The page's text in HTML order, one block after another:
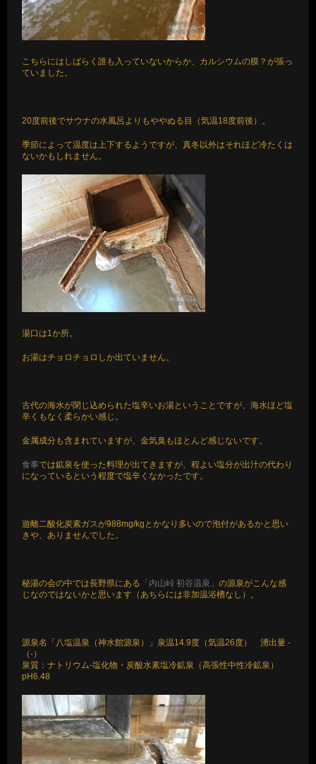
こちらにはしばらく誰も入っていないからか、カルシウムの膜？が張っ
ていました。
20度前後でサウナの水風呂よりもややぬる目（気温18度前後）。
季節によって温度は上下するようですが、真冬以外はそれほど冷たくは
ないかもしれません。
湯口は1か所。
お湯はチョロチョロしか出ていません。
古代の海水が閉じ込められた塩辛いお湯ということですが、海水ほど塩
辛くもなく柔らかい感じ。
金属成分も含まれていますが、金気臭もほとんど感じないです。
食事では鉱泉を使った料理が出てきますが、程よい塩分が出汁の代わり
になっているという程度で塩辛くなかったです。
遊離二酸化炭素ガスが988mg/kgとかなり多いので泡付があるかと思い
きや、ありませんでした。
秘湯の会の中では長野県にある 「内山峠 初谷温泉」の源泉がこんな感
じなのではないかと思います（あちらには非加温浴槽なし）。
源泉名「八塩温泉（神水館源泉）」泉温14.9度（気温26度） 湧出量 -
（-）
泉質：ナトリウム-塩化物・炭酸水素塩冷鉱泉（高張性中性冷鉱泉）
pH6.48